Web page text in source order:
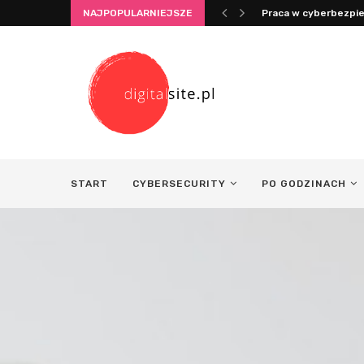
NAJPOPULARNIEJSZE Praca w
START CYBERSECURITY PO GODZINACH